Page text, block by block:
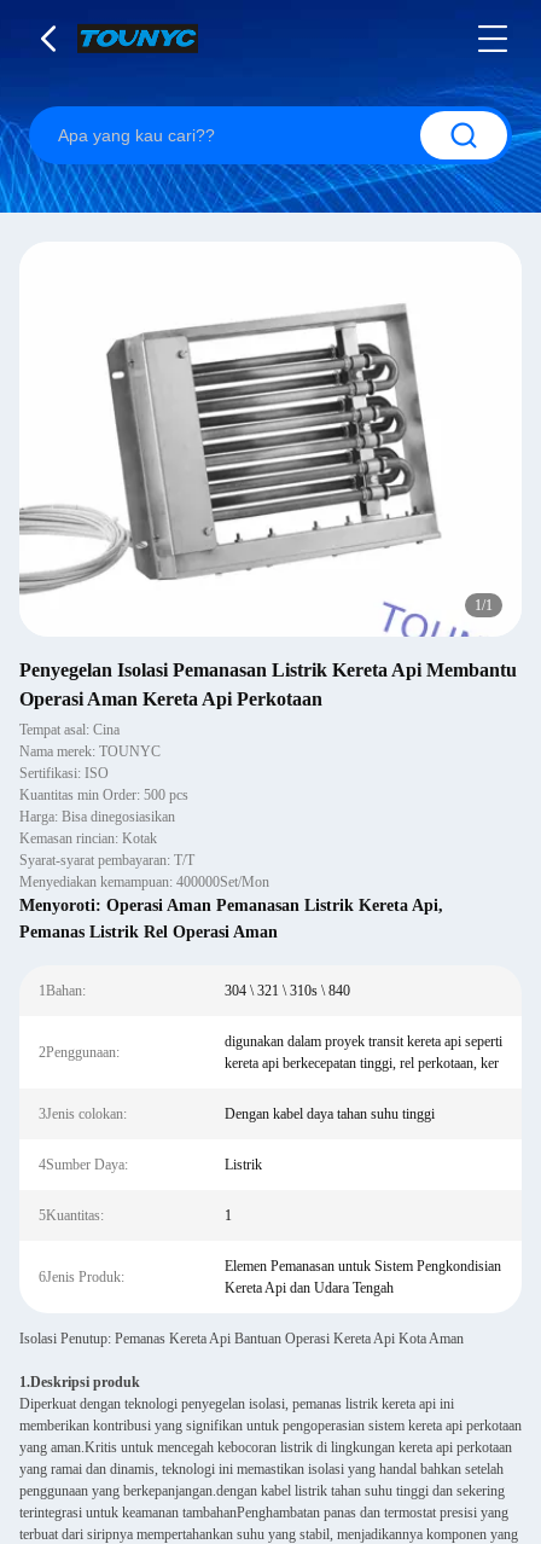
1/1
Penyegelan Isolasi Pemanasan Listrik Kereta Api Membantu
Operasi Aman Kereta Api Perkotaan
Tempat asal: Cina
Nama merek: TOUNYC
Sertifikasi: ISO
Kuantitas min Order: 500 pcs
Harga: Bisa dinegosiasikan
Kemasan rincian: Kotak
Syarat-syarat pembayaran: T/T
Menyediakan kemampuan: 400000Set/Mon
Menyoroti: Operasi Aman Pemanasan Listrik Kereta Api,
Pemanas Listrik Rel Operasi Aman
1Bahan: 304 \ 321 \ 310s \ 840
2Penggunaan:
digunakan dalam proyek transit kereta api seperti
kereta api berkecepatan tinggi, rel perkotaan, ker
3Jenis colokan: Dengan kabel daya tahan suhu tinggi
4Sumber Daya: Listrik
5Kuantitas: 1
6Jenis Produk:
Elemen Pemanasan untuk Sistem Pengkondisian
Kereta Api dan Udara Tengah
Isolasi Penutup: Pemanas Kereta Api Bantuan Operasi Kereta Api Kota Aman
1.Deskripsi produk
Diperkuat dengan teknologi penyegelan isolasi, pemanas listrik kereta api ini
memberikan kontribusi yang signifikan untuk pengoperasian sistem kereta api perkotaan
yang aman.Kritis untuk mencegah kebocoran listrik di lingkungan kereta api perkotaan
yang ramai dan dinamis, teknologi ini memastikan isolasi yang handal bahkan setelah
penggunaan yang berkepanjangan.dengan kabel listrik tahan suhu tinggi dan sekering
terintegrasi untuk keamanan tambahanPenghambatan panas dan termostat presisi yang
terbuat dari siripnya mempertahankan suhu yang stabil, menjadikannya komponen yang